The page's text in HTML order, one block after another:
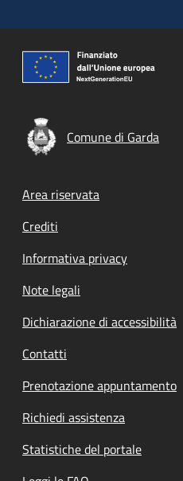
Comune di Garda
Footer menu
Area riservata
Crediti
Informativa privacy
Note legali
Dichiarazione di accessibilità
Contatti
Prenotazione appuntamento
Richiedi assistenza
Statistiche del portale